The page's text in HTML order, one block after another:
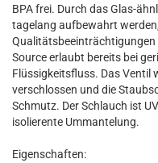
BPA frei. Durch das Glas-
tagelang aufbewahrt
Qualitätsbeeinträchtigungen
Source erlaubt bereits bei
Flüssigkeitsfluss. Das Ventil
verschlossen und die
Schmutz. Der Schlauch ist
isolierente Ummantelung.
Eigenschaften: